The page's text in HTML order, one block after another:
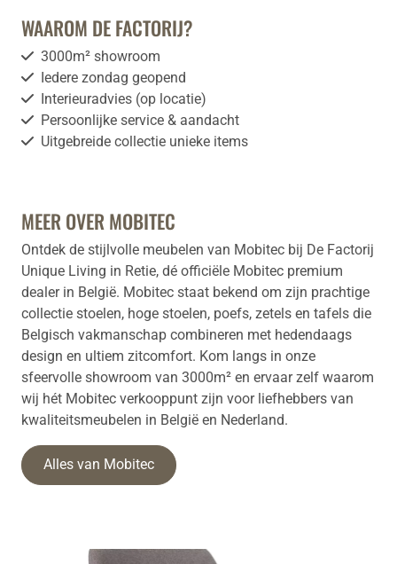
WAAROM DE FACTORIJ?
3000m² showroom
Iedere zondag geopend
Interieuradvies (op locatie)
Persoonlijke service & aandacht
Uitgebreide collectie unieke items
MEER OVER MOBITEC
Ontdek de stijlvolle meubelen van Mobitec bij De Factorij
Unique Living in Retie, dé officiële Mobitec premium
dealer in België. Mobitec staat bekend om zijn prachtige
collectie stoelen, hoge stoelen, poefs, zetels en tafels die
Belgisch vakmanschap combineren met hedendaags
design en ultiem zitcomfort. Kom langs in onze
sfeervolle showroom van 3000m² en ervaar zelf waarom
wij hét Mobitec verkooppunt zijn voor liefhebbers van
kwaliteitsmeubelen in België en Nederland.
Alles van Mobitec